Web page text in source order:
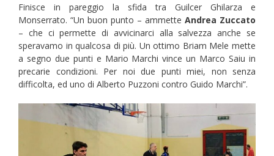
Finisce in pareggio la sfida tra Guilcer Ghilarza e
Monserrato. “Un buon punto – ammette Andrea Zuccato
– che ci permette di avvicinarci alla salvezza anche se
speravamo in qualcosa di più. Un ottimo Briam Mele mette
a segno due punti e Mario Marchi vince un Marco Saiu in
precarie condizioni. Per noi due punti miei, non senza
difficolta, ed uno di Alberto Puzzoni contro Guido Marchi”.